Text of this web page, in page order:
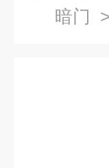
暗门